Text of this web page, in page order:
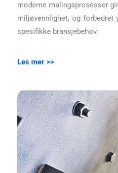
moderne malingsprosesser
miljøvennlighet, og forbedret
spesifikke bransjebehov.
Les mer >>